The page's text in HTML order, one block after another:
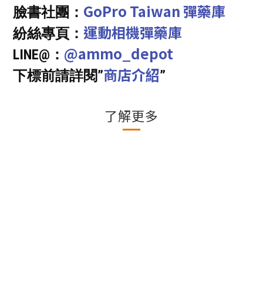
臉書社團： GoPro Taiwan 彈藥庫
紛絲專頁： 運動相機彈藥庫
LINE@： @ammo_depot
下標前請詳閱”商店介紹”
了解更多